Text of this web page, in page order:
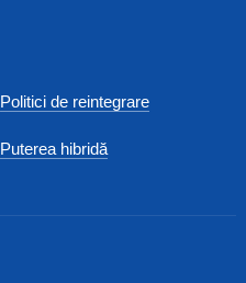
Politici de reintegrare
Puterea hibridă